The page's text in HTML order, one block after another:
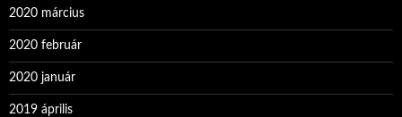
2020 március
2020 február
2020 január
2019 április